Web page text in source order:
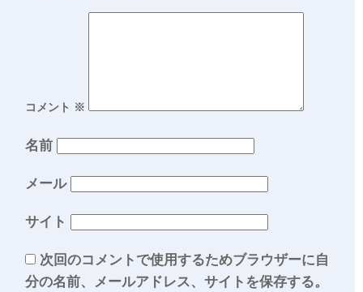
コメント ※
名前
メール
サイト
次回のコメントで使用するためブラウザーに自
分の名前、メールアドレス、サイトを保存する。